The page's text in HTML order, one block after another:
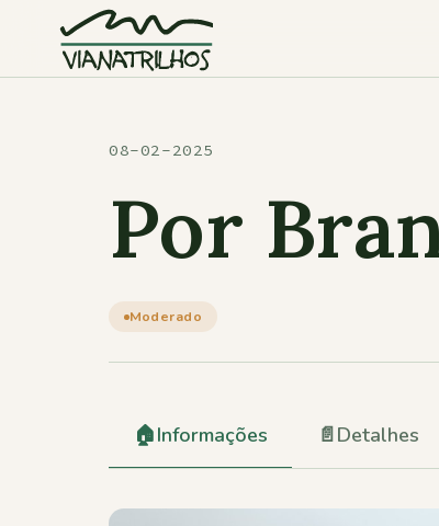
08-02-2025
Por
Moderado
🏠Informações 📄Detalhes